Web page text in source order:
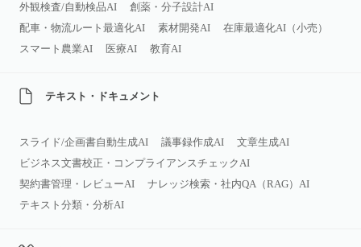
外観検査/自動検品AI
創薬・分子設計AI
配車・物流ルート最適化AI
素材開発AI
在庫最適化AI（小売）
スマート農業AI
医療AI 教育AI
テキスト・ドキュメント
スライド/企画書自動生成AI 議事録作成AI
文章生成AI
ビジネス文書校正・コンプライアンスチェックAI
契約書管理・レビューAI
ナレッジ検索・社内QA（RAG）AI
テキスト分類・分析AI